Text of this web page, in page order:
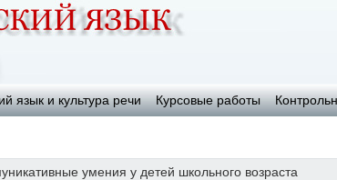
язык и культура речи Курсовые работы
умения у детей школьного возраста